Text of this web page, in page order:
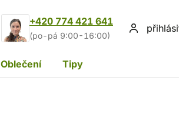
+420 774 421 641
(po-pá 9:00-16:00)
Oblečení Tipy